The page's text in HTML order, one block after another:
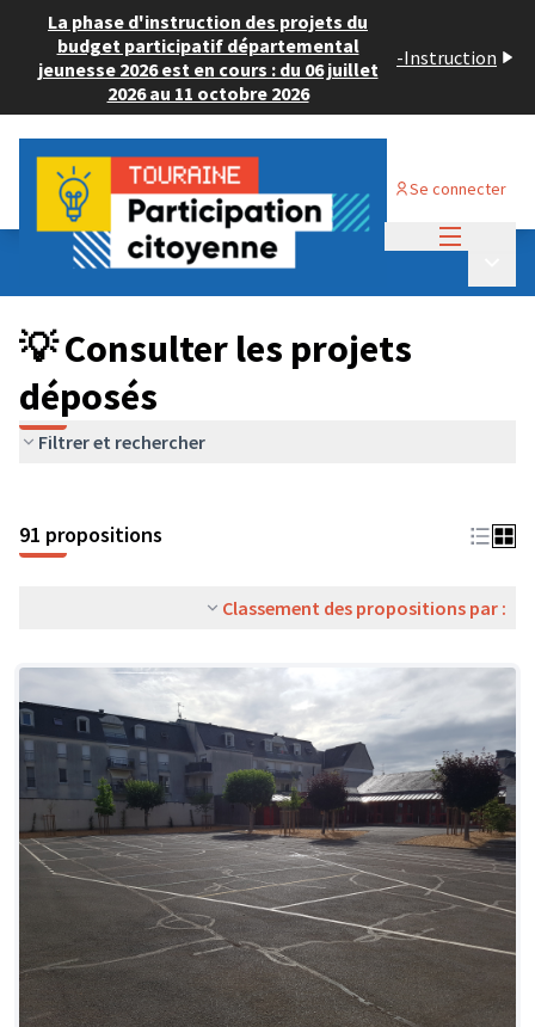
La phase d'instruction des projets du
budget participatif départemental
jeunesse 2026 est en cours : du 06 juillet
2026 au 11 octobre 2026
-Instruction
Se connecter
Budget Participatif JEUNESSE 2024
💡 Consulter les projets déposés
💡 Consulter les projets
déposés
Filtrer et rechercher
91 propositions
Classement des propositions par :